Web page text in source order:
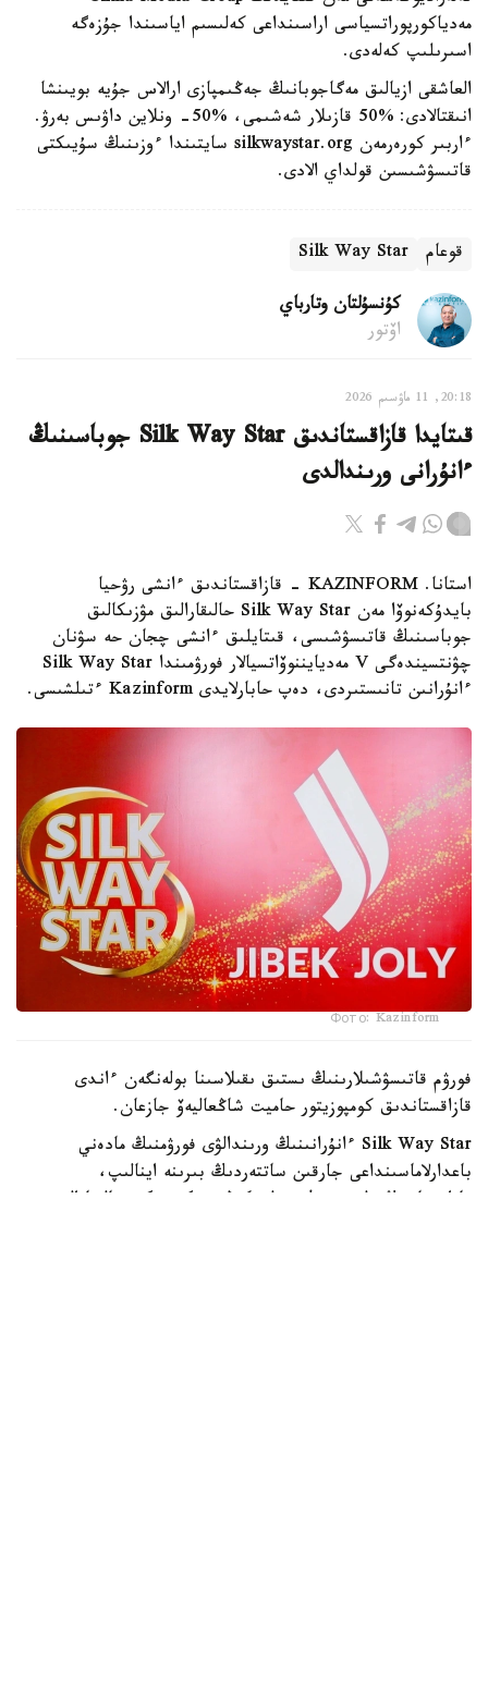
مەدياكورپوراتسياسى اراسىنداعى كەلىسىم اياسىندا جۇزەگە
اسىرىلىپ كەلەدى.
العاشقى ازيالىق مەگاجوبانىڭ جەڭىمپازى ارالاس جۇيە بويىنشا
انىقتالادى: %50 قازىلار شەشىمى، %50- ونلاين داۋىس بەرۋ.
ءاربىر كورەرمەن silkwaystar.org سايتىندا ءوزىنىڭ سۇيىكتى
قاتىسۋشىسىن قولداي الادى.
قوعام Silk Way Star
كۇنسۇلتان وتارباي
اۆتور
20:18, 11 ماۋسىم 2026
قىتايدا قازاقستاندىق Silk Way Star جوباسىنىڭ
ءانۇرانى ورىندالدى
استانا. KAZINFORM - قازاقستاندىق ءانشى رۋحيا
بايدۇكەنوۆا مەن Silk Way Star حالىقارالىق مۋزىكالىق
جوباسىنىڭ قاتىسۋشىسى، قىتايلىق ءانشى چجان حە سۋنان
چۋنتسيندەگى V مەديايننوۆاتسيالار فورۋمىندا Silk Way Star
ءانۇرانىن تانىستىردى، دەپ حابارلايدى Kazinform ءتىلشىسى.
Фото: Kazinform
فورۋم قاتىسۋشىلارىنىڭ ىستىق ىقىلاسىنا بولەنگەن ءاندى
قازاقستاندىق كومپوزيتور حاميت شاڭعاليەۆ جازعان.
Silk Way Star ءانۇرانىنىڭ ورىندالۋى فورۋمنىڭ مادەني
باعدارلاماسىنداعى جارقىن ساتتەردىڭ بىرىنە اينالىپ،